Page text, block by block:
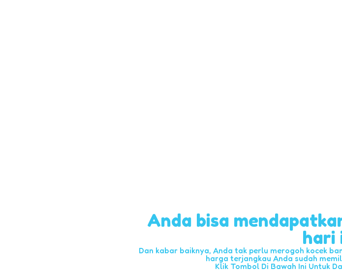
Anda bisa
hari
Dan kabar baiknya, Anda tak perlu merogoh kocek
harga terjangkau Anda sudah
Klik Tombol Di Bawah Ini Untuk